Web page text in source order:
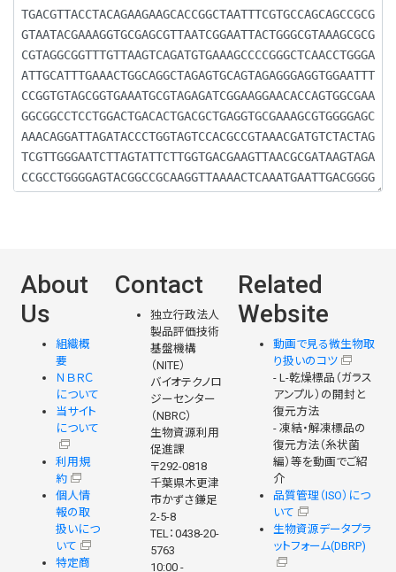
About
Us
組織概
要
ＮＢＲＣ
について
当サイト
について
利用規
約
個人情
報の取
扱いにつ
いて
特定商
Contact
独立行政法人
製品評価技術
基盤機構
（NITE）
バイオテクノロ
ジーセンター
（NBRC）
生物資源利用
促進課
〒292-0818
千葉県木更津
市かずさ鎌足
2-5-8
TEL：0438-20-
5763
10:00 -
Related
Website
動画で見る微生物取
り扱いのコツ
- L-乾燥標品（ガラス
アンプル）の開封と
復元方法
- 凍結・解凍標品の
復元方法（糸状菌
編）等を動画でご紹
介
品質管理（ISO）につ
いて
生物資源データプラ
ットフォーム(DBRP)